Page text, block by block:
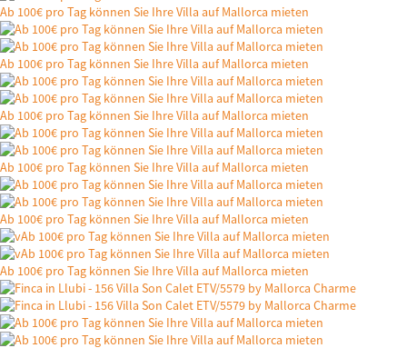
Ab 100€ pro Tag können Sie Ihre Villa auf Mallorca mieten
Ab 100€ pro Tag können Sie Ihre Villa auf Mallorca mieten
Ab 100€ pro Tag können Sie Ihre Villa auf Mallorca mieten
Ab 100€ pro Tag können Sie Ihre Villa auf Mallorca mieten
Ab 100€ pro Tag können Sie Ihre Villa auf Mallorca mieten
Ab 100€ pro Tag können Sie Ihre Villa auf Mallorca mieten